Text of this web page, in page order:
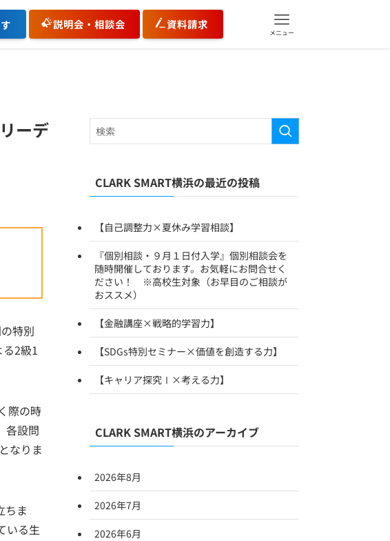
説明会・相談会 資料請求
メニュー
ーデ
特別
2級1
際の時
各設問
なりま
ちま
いる生
CLARK SMART横浜の最近の投稿
【自己調整力×夏休み学習相談】
『個別相談・９月１日付入学』個別相談会を
随時開催しております。お気軽にお問合せく
ださい！ ※高校生対象（お早目のご相談が
おススメ）
【金融講座×戦略的学習力】
【SDGs特別セミナー×価値を創造する力】
【キャリア探究Ⅰ×考える力】
CLARK SMART横浜のアーカイブ
2026年8月
2026年7月
2026年6月